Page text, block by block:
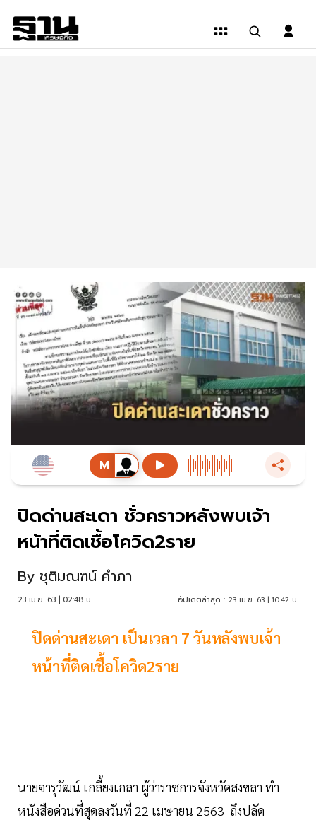
ปิดด่านสะเดา ชั่วคราวหลังพบเจ้า
หน้าที่ติดเชื้อโควิด2ราย
By ชุติมณฑน์ คำภา
23 เม.ย. 63 | 02:48 น. อัปเดตล่าสุด : 23 เม.ย. 63 | 10:42 น.
ปิดด่านสะเดา เป็นเวลา 7 วันหลังพบเจ้า
หน้าที่ติดเชื้อโควิด2ราย
นายจารุวัฒน์ เกลี้ยงเกลา ผู้ว่าราชการจังหวัดสงขลา ทำ
หนังสือด่วนที่สุดลงวันที่ 22 เมษายน 2563 ถึงปลัด